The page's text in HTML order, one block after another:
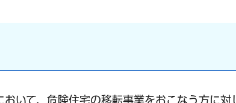
いて、危険住宅の移転事業をおこなう方に対